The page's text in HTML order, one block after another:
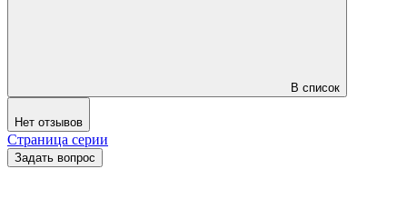
В список
Нет отзывов
Страница серии
Задать вопрос